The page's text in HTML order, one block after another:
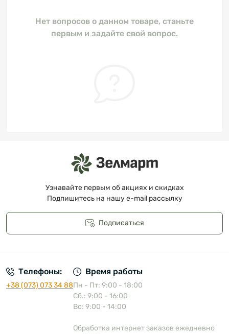
Нет вопросов о данном товаре, станьте
первым и задайте свой вопрос.
Узнавайте первым об акциях и скидках
Подпишитесь на нашу e-mail рассылку
Подписаться
Телефоны:
+38 (073) 073 34 88
Время работы
Пн - Пт: 9:00 - 18:00
Сб.: 9:00 - 16:00
Вс: 9:00 - 14:00
Обработка интернет заказов ежедневно